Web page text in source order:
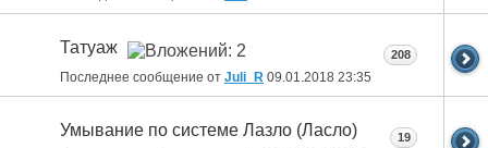
Татуаж
Последнее сообщение от Juli_R 09.01.2018 23:35
208
Умывание по системе Лазло (Ласло) 19